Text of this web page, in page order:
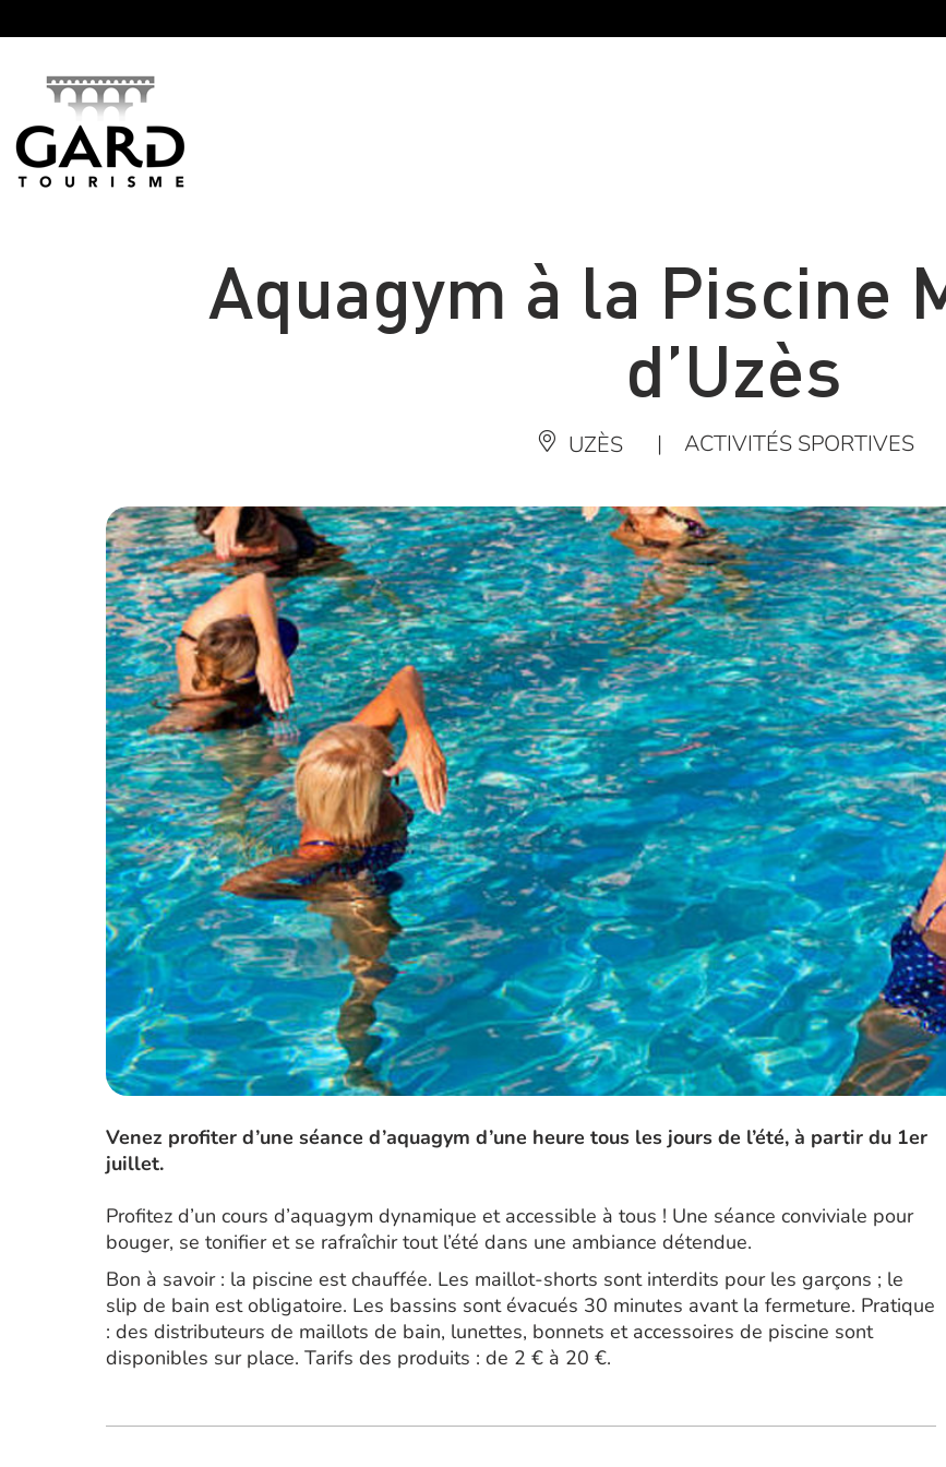
Aquagym à la Piscine
d’Uzès
UZÈS | ACTIVITÉS SPORTIVES
Venez profiter d’une séance d’aquagym d’une heure tous les jours de l’été, à partir du 1er
juillet.
Profitez d’un cours d’aquagym dynamique et accessible à tous ! Une séance conviviale pour
bouger, se tonifier et se rafraîchir tout l’été dans une ambiance détendue.
Bon à savoir : la piscine est chauffée. Les maillot-shorts sont interdits pour les garçons ; le
slip de bain est obligatoire. Les bassins sont évacués 30 minutes avant la fermeture. Pratique
: des distributeurs de maillots de bain, lunettes, bonnets et accessoires de piscine sont
disponibles sur place. Tarifs des produits : de 2 € à 20 €.